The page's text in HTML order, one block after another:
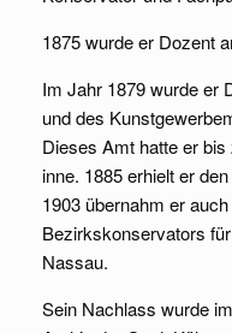
1875 wurde er Dozent
Im Jahr 1879 wurde er
und des
Dieses Amt hatte er
inne. 1885 erhielt er
1903 übernahm er
Bezirkskonservators
Nassau.
Sein Nachlass wurde